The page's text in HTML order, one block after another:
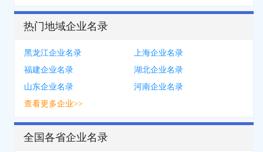
热门地域企业名录
黑龙江企业名录
上海企业名录
福建企业名录
湖北企业名录
山东企业名录
河南企业名录
查看更多企业>>
全国各省企业名录